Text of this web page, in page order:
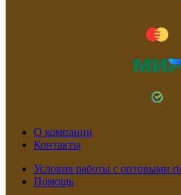
О компании
Контакты
Условия работы с оптовыми
Помощь